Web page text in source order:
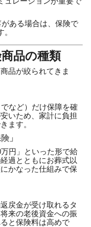
ある場合は、保険で
品の種類
品が絞られてきま
など）だけ保障を確
いため、家計に負担
ます。
」
円」といった形で給
過とともにお葬式以
かなった仕組みで保
戻金が受け取れるタ
来の老後資金への振
と保険料は高めで